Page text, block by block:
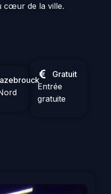
cœur de la ville.
Gratuit
Entrée
gratuite